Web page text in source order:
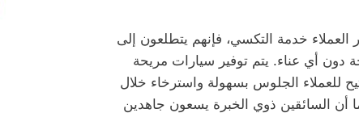
العملاء خدمة التكسي، فإنهم يتطلعون إلى
دون أي عناء. يتم توفير سيارات مريحة
للعملاء الجلوس بسهولة واسترخاء خلال
أن السائقين ذوي الخبرة يسعون جاهدين